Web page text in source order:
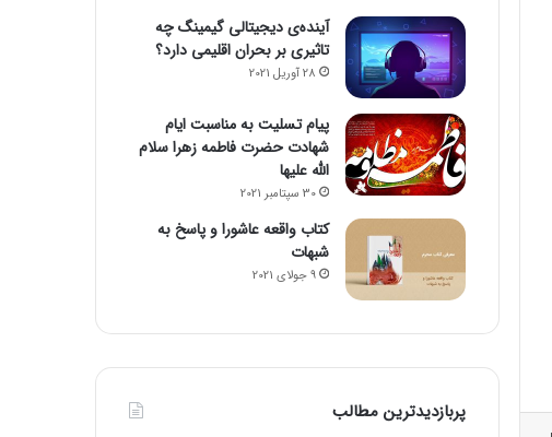
آینده‌ی دیجیتالی گیمینگ چه
تاثیری بر بحران اقلیمی دارد؟
28 آوریل 2021
پیام تسلیت به مناسبت ایام
شهادت حضرت فاطمه زهرا سلام
الله علیها
30 سپتامبر 2021
کتاب واقعه عاشورا و پاسخ به
شبهات
9 جولای 2021
پربازدیدترین مطالب